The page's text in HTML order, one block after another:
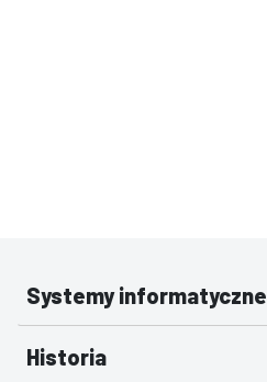
Systemy informatyczne
Historia